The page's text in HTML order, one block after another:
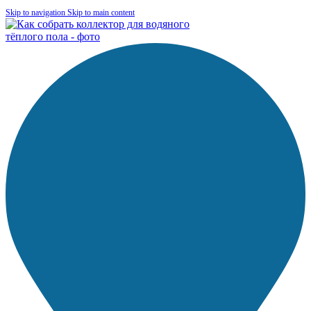
Skip to navigation Skip to main content